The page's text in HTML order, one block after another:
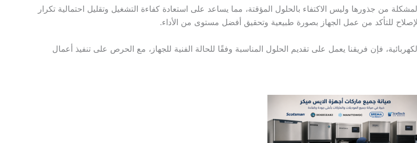
من جذورها وليس الاكتفاء بالحلول المؤقتة، مما يساعد على استعادة كفاءة التشغيل وتقليل احتمالية تكرار
للتأكد من عمل الجهاز بصورة طبيعية وتحقيق أفضل مستوى من الأداء.
فإن فريقنا يعمل على تقديم الحلول المناسبة وفقًا للحالة الفنية للجهاز، مع الحرص على تنفيذ أعمال